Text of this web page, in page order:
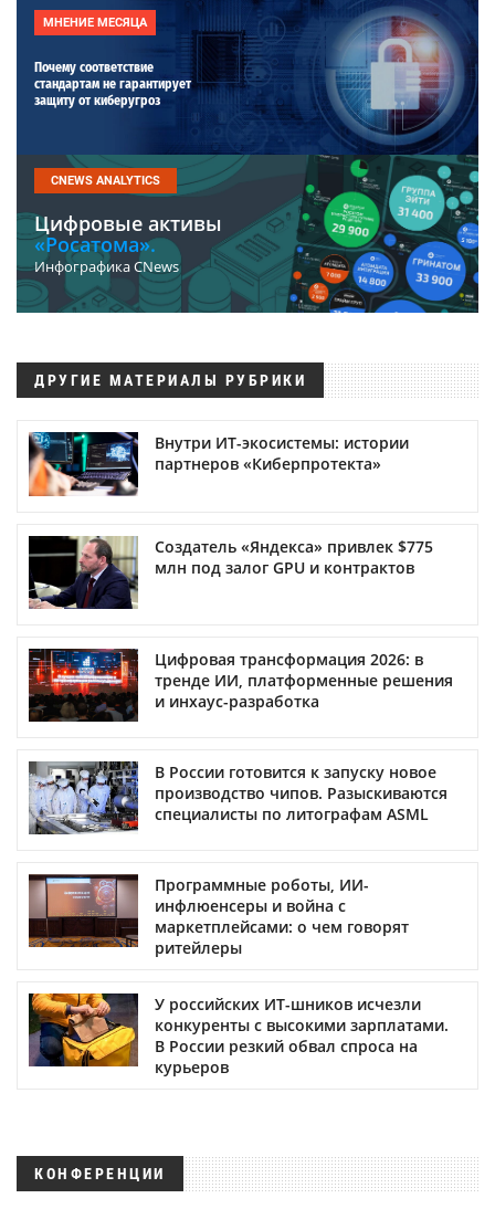
МНЕНИЕ МЕСЯЦА
Почему соответствие
стандартам не гарантирует
защиту от киберугроз
CNEWS ANALYTICS
Цифровые активы
«Росатома».
Инфографика CNews
ДРУГИЕ МАТЕРИАЛЫ РУБРИКИ
Внутри ИТ-экосистемы: истории
партнеров «Киберпротекта»
Создатель «Яндекса» привлек $775
млн под залог GPU и контрактов
Цифровая трансформация 2026: в
тренде ИИ, платформенные решения
и инхаус-разработка
В России готовится к запуску новое
производство чипов. Разыскиваются
специалисты по литографам ASML
Программные роботы, ИИ-
инфлюенсеры и война с
маркетплейсами: о чем говорят
ритейлеры
У российских ИТ-шников исчезли
конкуренты с высокими зарплатами.
В России резкий обвал спроса на
курьеров
КОНФЕРЕНЦИИ